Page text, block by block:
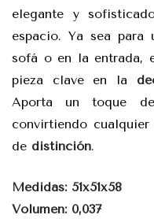
elegante y
espacio. Ya sea
sofá o en la entrada,
pieza clave en la
Aporta un toque
convirtiendo
de distinción.
Medidas: 51x51x58
Volumen: 0,037